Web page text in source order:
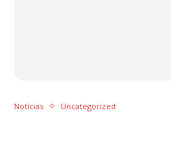
Notícias Uncategorized